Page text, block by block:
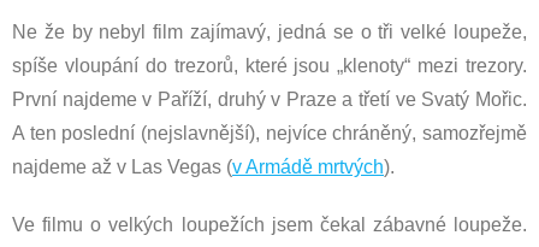
Ne že by nebyl film zajímavý, jedná se o tři velké loupeže,
spíše vloupání do trezorů, které jsou „klenoty“ mezi trezory.
První najdeme v Paříží, druhý v Praze a třetí ve Svatý Mořic.
A ten poslední (nejslavnější), nejvíce chráněný, samozřejmě
najdeme až v Las Vegas (v Armádě mrtvých).
Ve filmu o velkých loupežích jsem čekal zábavné loupeže.